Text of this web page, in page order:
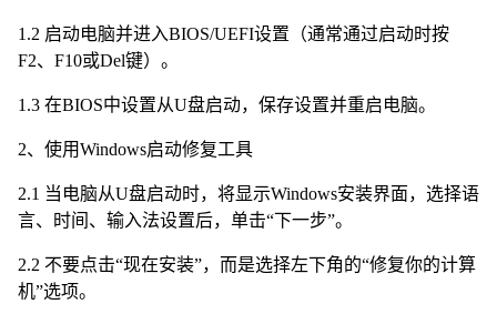
1.2 启动电脑并进入BIOS/UEFI设置（通常通过启动时按
F2、F10或Del键）。
1.3 在BIOS中设置从U盘启动，保存设置并重启电脑。
2、使用Windows启动修复工具
2.1 当电脑从U盘启动时，将显示Windows安装界面，选择语
言、时间、输入法设置后，单击“下一步”。
2.2 不要点击“现在安装”，而是选择左下角的“修复你的计算
机”选项。